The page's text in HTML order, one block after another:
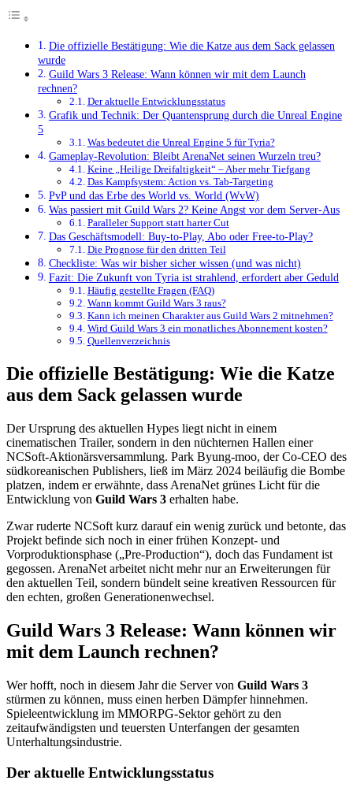
Die offizielle Bestätigung: Wie die Katze aus dem Sack gelassen
wurde
Guild Wars 3 Release: Wann können wir mit dem Launch
rechnen?
Der aktuelle Entwicklungsstatus
Grafik und Technik: Der Quantensprung durch die Unreal Engine
5
Was bedeutet die Unreal Engine 5 für Tyria?
Gameplay-Revolution: Bleibt ArenaNet seinen Wurzeln treu?
Keine „Heilige Dreifaltigkeit“ – Aber mehr Tiefgang
Das Kampfsystem: Action vs. Tab-Targeting
PvP und das Erbe des World vs. World (WvW)
Was passiert mit Guild Wars 2? Keine Angst vor dem Server-Aus
Paralleler Support statt harter Cut
Das Geschäftsmodell: Buy-to-Play, Abo oder Free-to-Play?
Die Prognose für den dritten Teil
Checkliste: Was wir bisher sicher wissen (und was nicht)
Fazit: Die Zukunft von Tyria ist strahlend, erfordert aber Geduld
Häufig gestellte Fragen (FAQ)
Wann kommt Guild Wars 3 raus?
Kann ich meinen Charakter aus Guild Wars 2 mitnehmen?
Wird Guild Wars 3 ein monatliches Abonnement kosten?
Quellenverzeichnis
Die offizielle Bestätigung: Wie die Katze
aus dem Sack gelassen wurde
Der Ursprung des aktuellen Hypes liegt nicht in einem
cinematischen Trailer, sondern in den nüchternen Hallen einer
NCSoft-Aktionärsversammlung. Park Byung-moo, der Co-CEO des
südkoreanischen Publishers, ließ im März 2024 beiläufig die Bombe
platzen, indem er erwähnte, dass ArenaNet grünes Licht für die
Entwicklung von Guild Wars 3 erhalten habe.
Zwar ruderte NCSoft kurz darauf ein wenig zurück und betonte, das
Projekt befinde sich noch in einer frühen Konzept- und
Vorproduktionsphase („Pre-Production“), doch das Fundament ist
gegossen. ArenaNet arbeitet nicht mehr nur an Erweiterungen für
den aktuellen Teil, sondern bündelt seine kreativen Ressourcen für
den echten, großen Generationenwechsel.
Guild Wars 3 Release: Wann können wir
mit dem Launch rechnen?
Wer hofft, noch in diesem Jahr die Server von Guild Wars 3
stürmen zu können, muss einen herben Dämpfer hinnehmen.
Spieleentwicklung im MMORPG-Sektor gehört zu den
zeitaufwändigsten und teuersten Unterfangen der gesamten
Unterhaltungsindustrie.
Der aktuelle Entwicklungsstatus